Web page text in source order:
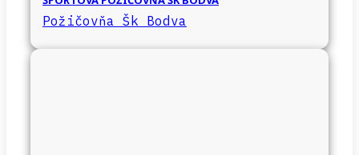
Požičovňa Šk Bodva